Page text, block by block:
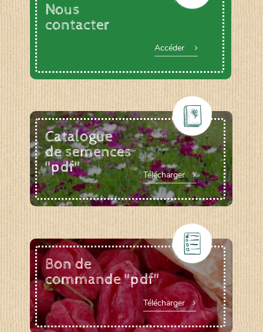
Nous
contacter
Accéder
Catalogue
de semences
"pdf"
Télécharger
Bon de
commande "pdf"
Télécharger